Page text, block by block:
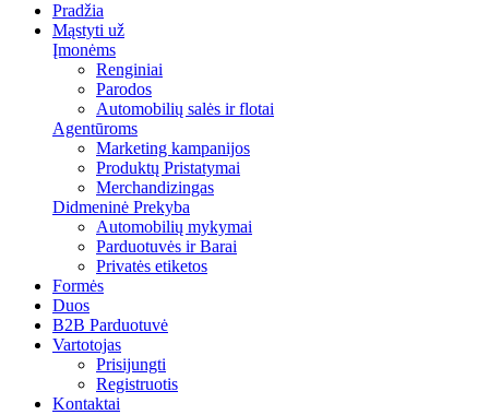
Pradžia
Mąstyti už
Įmonėms
Renginiai
Parodos
Automobilių salės ir flotai
Agentūroms
Marketing kampanijos
Produktų Pristatymai
Merchandizingas
Didmeninė Prekyba
Automobilių mykymai
Parduotuvės ir Barai
Privatės etiketos
Formės
Duos
B2B Parduotuvė
Vartotojas
Prisijungti
Registruotis
Kontaktai